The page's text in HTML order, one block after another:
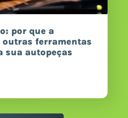
por que a
ferramentas
sua autopeças